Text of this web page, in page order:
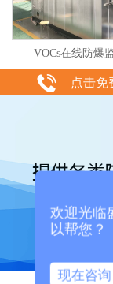
VOCs在线防爆
点击免
欢迎光临
以帮您？
现在咨询